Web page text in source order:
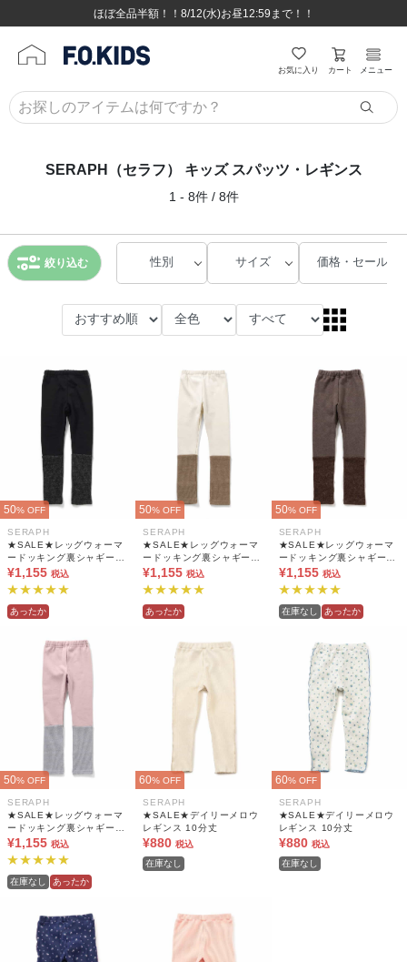
8,800円(税込)以上のお買い物で送料無料♪
ほぼ全品半額！！8/12(水)お昼12:59まで！！
8,800円(税込)以上のお買い物で送料無料♪
ほぼ全品半額！！8/12(水)お昼12:59まで！！
お気に入り カート メニュー
SERAPH（セラフ） キッズ スパッツ・レギンス
1 - 8件 / 8件
絞り込む 性別 サイズ 価格・セール
50% OFF
SERAPH
★SALE★レッグウォーマ
ードッキング裏シャギーレ
ギンス 10分丈
¥1,155 税込
あったか
50% OFF
SERAPH
★SALE★レッグウォーマ
ードッキング裏シャギーレ
ギンス 10分丈
¥1,155 税込
あったか
50% OFF
SERAPH
★SALE★レッグウォーマ
ードッキング裏シャギーレ
ギンス 10分丈
¥1,155 税込
在庫なし あったか
50% OFF
SERAPH
★SALE★レッグウォーマ
ードッキング裏シャギーレ
ギンス 10分丈
¥1,155 税込
在庫なし あったか
60% OFF
SERAPH
★SALE★デイリーメロウ
レギンス 10分丈
¥880 税込
在庫なし
60% OFF
SERAPH
★SALE★デイリーメロウ
レギンス 10分丈
¥880 税込
在庫なし